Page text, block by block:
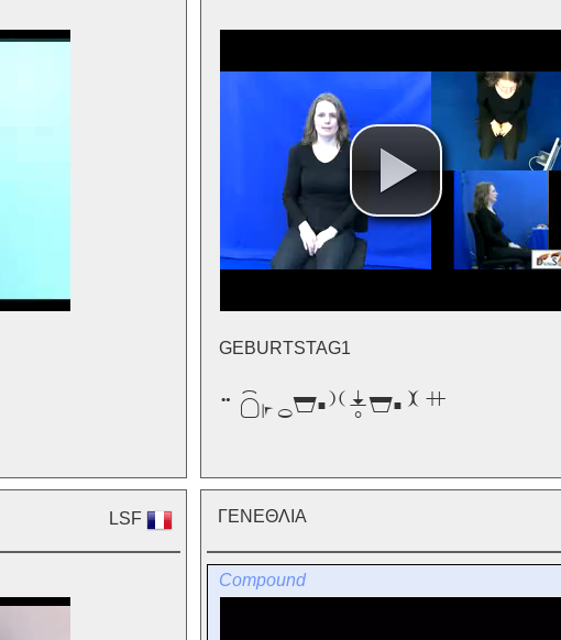
GEBURTSTAG1

LSF ΓΕΝΕΘΛΙΑ
Compound